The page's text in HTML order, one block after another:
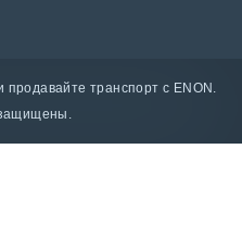
транспорт с ENON.